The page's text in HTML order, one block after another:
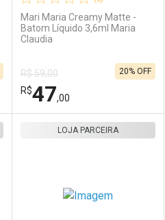
Comprar sem Desconto
Por R$ 102,00/cada
Comprar sem Desconto
Por R$ 102,00/cada
Mari Maria Creamy Matte -
Batom Líquido 3,6ml Maria
Claudia
R$ 59,00
R$47,00
20% OFF
LOJA PARCEIRA